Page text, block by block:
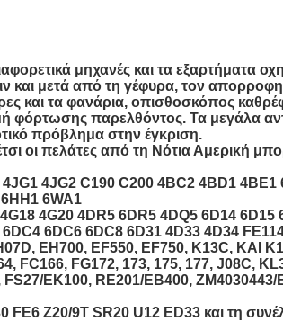
μηχανές και τα εξαρτήματα
και μετά από τη γέφυρα, τον
και τα φανάρια, οπισθοσκόπος
παρελθόντος. Τα μεγάλα
πρόβλημα στην έγκριση.
οι πελάτες από τη Νότια Αμερική
C190 C200 4BC2 4BD1 4BE1
6WA1
4G20 4DR5 6DR5 4DQ5 6D14
6DC6 6DC8 6D31 4D33 4D34
EH700, EF550, EF750, K13C, ΚΑΙ
FC166, FG172, 173, 175, 177, J08C,
EK100, RE201/EB400,
FE6 Z20/9T SR20 U12 ED33 και τη